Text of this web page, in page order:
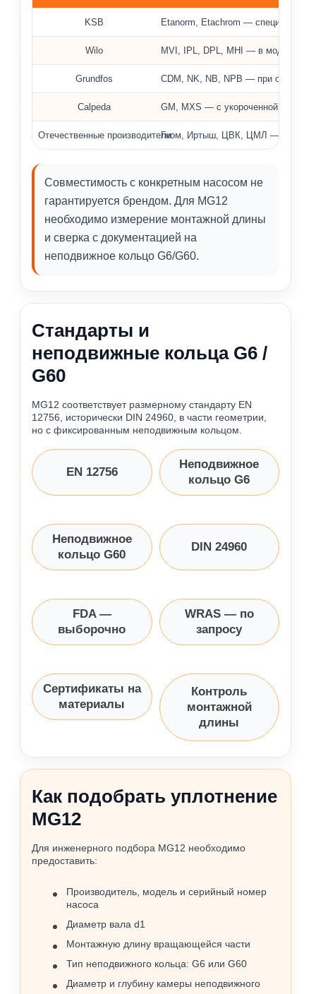
KSB Etanorm, Etachrom — специальные
Wilo MVI, IPL, DPL, MHI — в
Grundfos CDM, NK, NB, NPB — при
Calpeda GM, MXS — с укороченной
Отечественные производителиГном, Иртыш, ЦВК, ЦМЛ — только
Совместимость с конкретным насосом не
гарантируется брендом. Для MG12
необходимо измерение монтажной длины
и сверка с документацией на
неподвижное кольцо G6/G60.
Стандарты и
неподвижные кольца G6 /
G60
MG12 соответствует размерному стандарту EN
12756, исторически DIN 24960, в части геометрии,
но с фиксированным неподвижным кольцом.
EN 12756
Неподвижное
кольцо G6
Неподвижное
кольцо G60
DIN 24960
FDA —
выборочно
WRAS — по
запросу
Сертификаты на
материалы
Контроль
монтажной
длины
Как подобрать уплотнение
MG12
Для инженерного подбора MG12 необходимо
предоставить:
Производитель, модель и серийный номер
насоса
Диаметр вала d1
Монтажную длину вращающейся части
Тип неподвижного кольца: G6 или G60
Диаметр и глубину камеры неподвижного